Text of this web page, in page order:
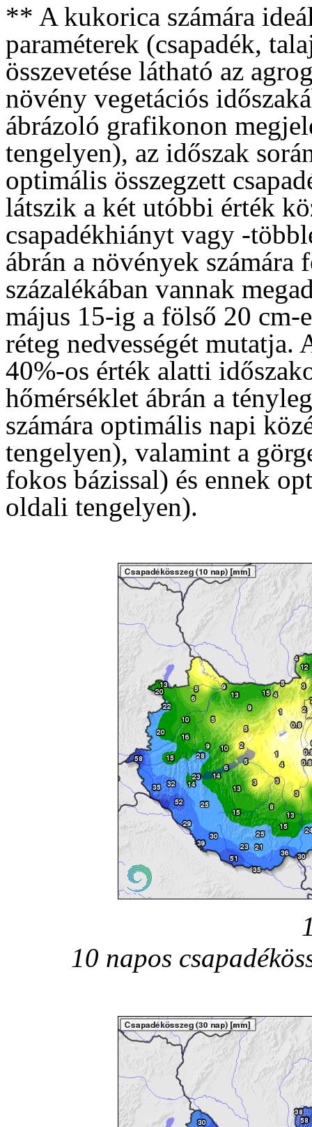
** A kukorica számára
paraméterek (csapadék,
összevetése látható az
növény vegetációs
ábrázoló grafikonon
tengelyen), az időszak
optimális összegzett
látszik a két utóbbi érték
csapadékhiányt vagy -
ábrán a növények számára
százalékában vannak
május 15-ig a fölső 20 cm-
réteg nedvességét
40%-os érték alatti
hőmérséklet ábrán a
számára optimális napi
tengelyen), valamint a
fokos bázissal) és ennek
oldali tengelyen).
10 napos